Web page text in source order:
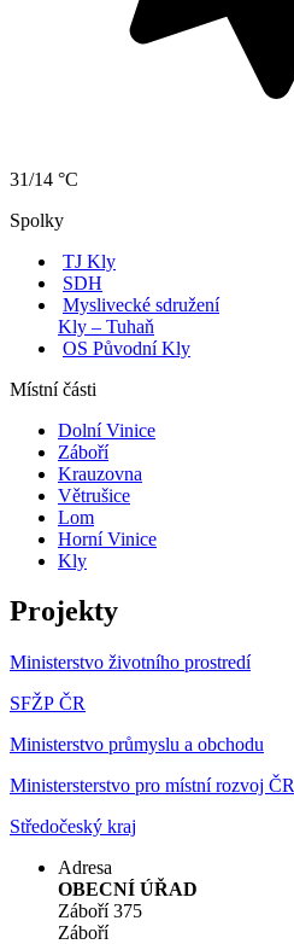
31/14 °C
Spolky
TJ Kly
SDH
Myslivecké sdružení
Kly – Tuhaň
OS Původní Kly
Místní části
Dolní Vinice
Záboří
Krauzovna
Větrušice
Lom
Horní Vinice
Kly
Projekty
Ministerstvo životního prostredí
SFŽP ČR
Ministerstvo průmyslu a obchodu
Ministersterstvo pro místní rozvoj ČR
Středočeský kraj
Adresa
OBECNÍ ÚŘAD
Záboří 375
Záboří